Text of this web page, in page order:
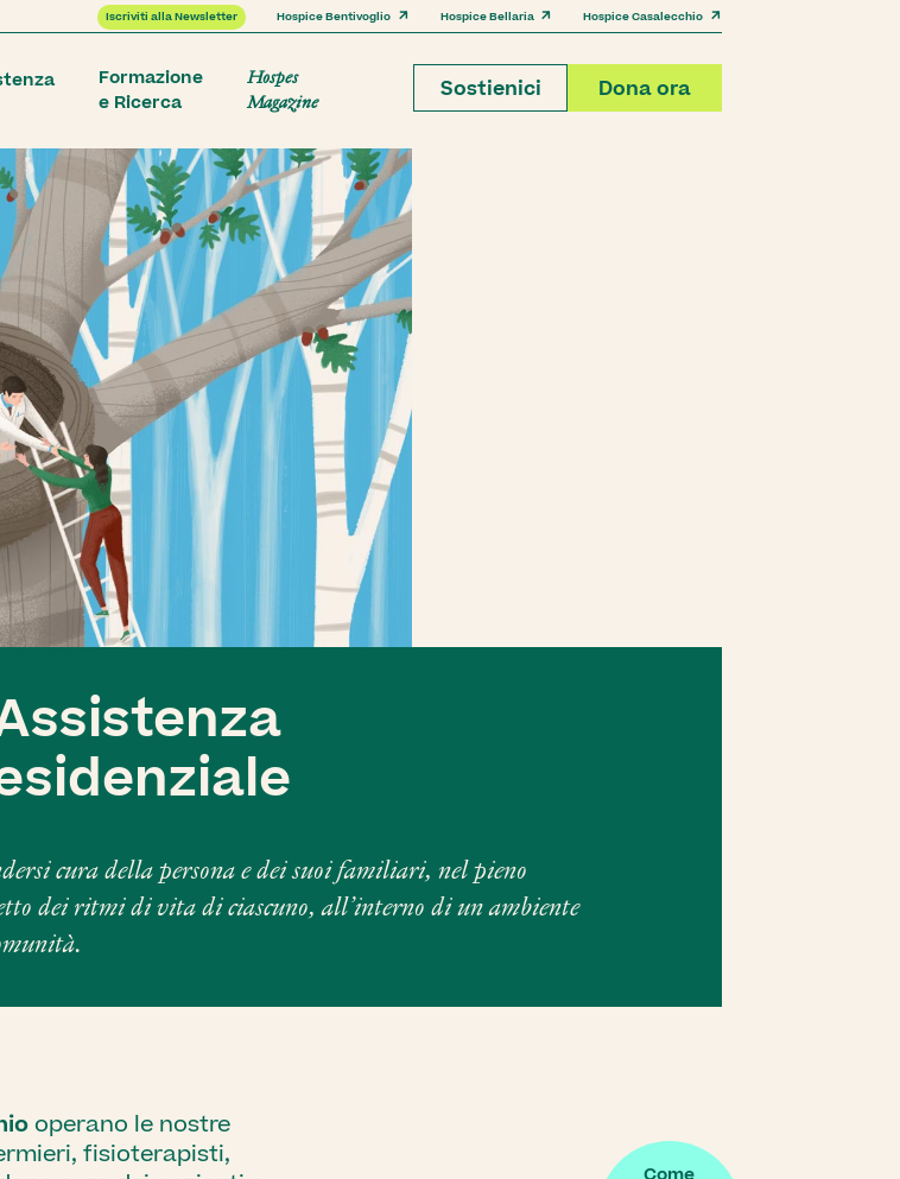
Iscriviti alla Newsletter Hospice Bentivoglio Hospice Bellaria Hospice Casalecchio
Formazione
e Ricerca
Hospes
Magazine
Sostienici Dona ora
Donazioni di beni o servizi
Sostieni i nostri eventi
Borse di studio
Proponi un evento
Coinvolgi i tuoi collaboratori
Le iniziative per i sostenitori
Pediatrica
di cura specifici per
e adolescenti che
di un’assistenza
di più
Équipe
Un approccio a 360 gradi, dalla
ricerca, alla formazione e
all’assistenza.
Scopri di più
cura della persona e dei suoi familiari, nel pieno
dei ritmi di vita di ciascuno, all’interno di un ambiente
operano le nostre
fisioterapisti,